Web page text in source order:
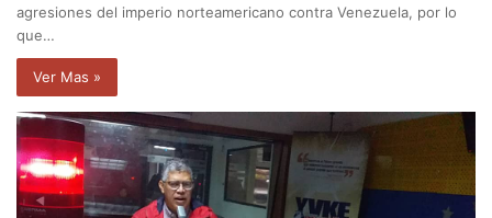
agresiones del imperio norteamericano contra Venezuela, por lo
que…
Ver Mas »